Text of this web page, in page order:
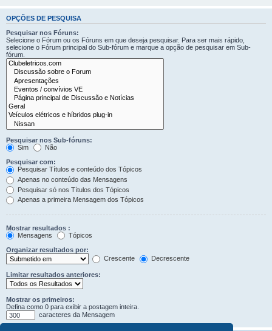
OPÇÕES DE PESQUISA
Pesquisar nos Fóruns:
Selecione o Fórum ou os Fóruns em que deseja pesquisar. Para ser mais rápido,
selecione o Fórum principal do Sub-fórum e marque a opção de pesquisar em Sub-
fórum.
Pesquisar nos Sub-fóruns:
Sim
Não
Pesquisar com:
Pesquisar Títulos e conteúdo dos Tópicos
Apenas no conteúdo das Mensagens
Pesquisar só nos Títulos dos Tópicos
Apenas a primeira Mensagem dos Tópicos
Mostrar resultados :
Mensagens
Tópicos
Organizar resultados por:
Crescente
Decrescente
Limitar resultados anteriores:
Mostrar os primeiros:
Defina como 0 para exibir a postagem inteira.
caracteres da Mensagem